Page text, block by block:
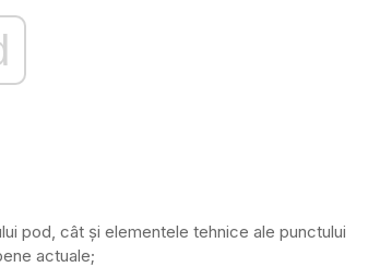
pod, cât și elementele tehnice ale punctului
actuale;